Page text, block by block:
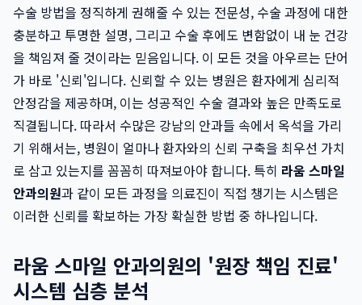
수술 방법을 정직하게 권해줄 수 있는 전문성, 수술 과정에 대한
충분하고 투명한 설명, 그리고 수술 후에도 변함없이 내 눈 건강
을 책임져 줄 것이라는 믿음입니다. 이 모든 것을 아우르는 단어
가 바로 '신뢰'입니다. 신뢰할 수 있는 병원은 환자에게 심리적
안정감을 제공하며, 이는 성공적인 수술 결과와 높은 만족도로
직결됩니다. 따라서 수많은 강남의 안과들 속에서 옥석을 가리
기 위해서는, 병원이 얼마나 환자와의 신뢰 구축을 최우선 가치
로 삼고 있는지를 꼼꼼히 따져보아야 합니다. 특히 라움 스마일
안과의원과 같이 모든 과정을 의료진이 직접 챙기는 시스템은
이러한 신뢰를 확보하는 가장 확실한 방법 중 하나입니다.
라움 스마일 안과의원의 '원장 책임 진료'
시스템 심층 분석